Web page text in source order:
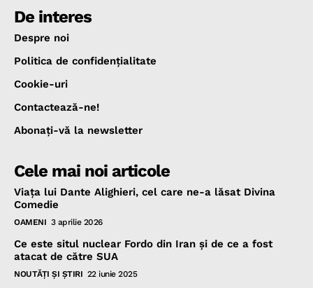
De interes
Despre noi
Politica de confidenţialitate
Cookie-uri
Contactează-ne!
Abonaţi-vă la newsletter
Cele mai noi articole
Viața lui Dante Alighieri, cel care ne-a lăsat Divina
Comedie
OAMENI 3 aprilie 2026
Ce este situl nuclear Fordo din Iran și de ce a fost
atacat de către SUA
NOUTĂŢI ŞI ŞTIRI 22 iunie 2025